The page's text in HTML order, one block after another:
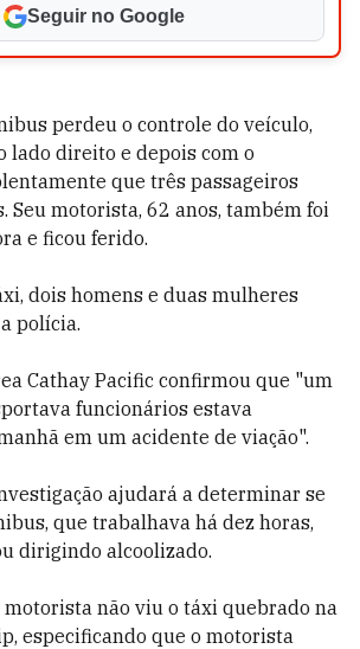
Seguir no Google
perdeu o controle do veículo,
lado direito e depois com o
que três passageiros
Seu motorista, 62 anos, também foi
e ficou ferido.
dois homens e duas mulheres
polícia.
Cathay Pacific confirmou que "um
funcionários estava
em um acidente de viação".
ajudará a determinar se
que trabalhava há dez horas,
dirigindo alcoolizado.
motorista não viu o táxi quebrado na
especificando que o motorista